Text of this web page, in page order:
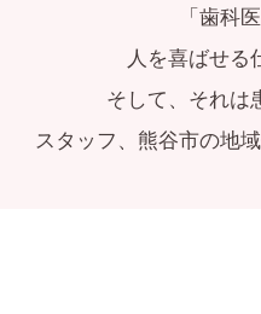
「歯科
人を喜ばせる
そして、それは
スタッフ、熊谷市の地